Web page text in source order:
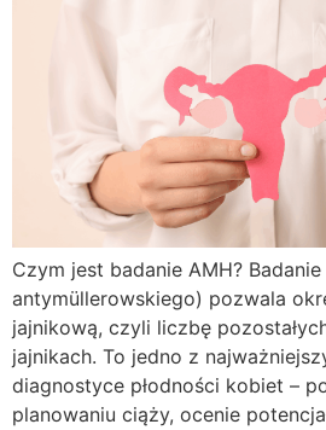
Czym jest badanie AMH?
antymüllerowskiego) pozwala
jajnikową, czyli liczbę
jajnikach. To jedno z
diagnostyce płodności kobiet –
planowaniu ciąży, ocenie